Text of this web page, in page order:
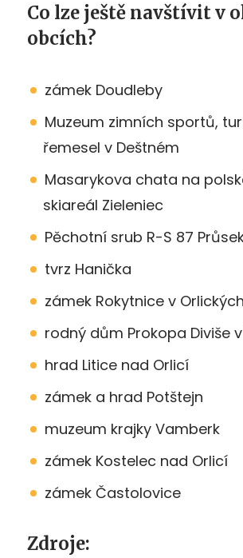
Co lze ještě navštívit v
obcích?
zámek Doudleby
Muzeum zimních sportů,
řemesel v Deštném
Masarykova chata na
skiareál Zieleniec
Pěchotní srub R-S 87
tvrz Hanička
zámek Rokytnice v
rodný dům Prokopa Diviše
hrad Litice nad Orlicí
zámek a hrad Potštejn
muzeum krajky Vamberk
zámek Kostelec nad Orlicí
zámek Častolovice
Zdroje: